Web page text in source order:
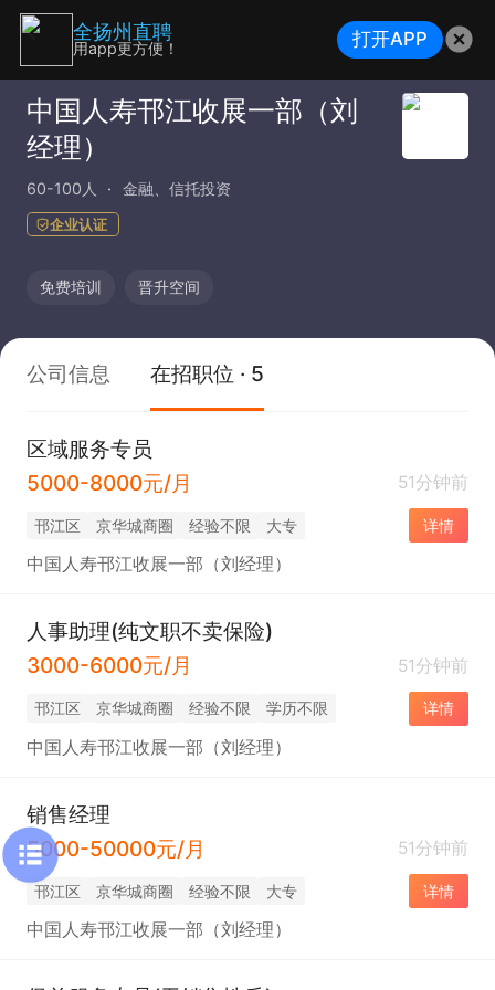
中国人寿邗江收展一部（刘
经理）
60-100人 金融、信托投资
企业认证
免费培训 晋升空间
公司信息 在招职位 · 5
区域服务专员
5000-8000元/月
51分钟前
邗江区 京华城商圈 经验不限 大专 详情
中国人寿邗江收展一部（刘经理）
人事助理(纯文职不卖保险)
3000-6000元/月
51分钟前
邗江区 京华城商圈 经验不限 学历不限 详情
中国人寿邗江收展一部（刘经理）
销售经理
5000-50000元/月
51分钟前
邗江区 京华城商圈 经验不限 大专 详情
中国人寿邗江收展一部（刘经理）
全扬州直聘
用app更方便！ 打开APP